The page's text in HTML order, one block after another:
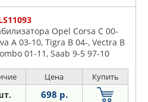
Opel Corsa C 00-
A 03-10, Tigra B 04-, Vectra B
01-11, Saab 9-5 97-10
Цена Купить
698 р.